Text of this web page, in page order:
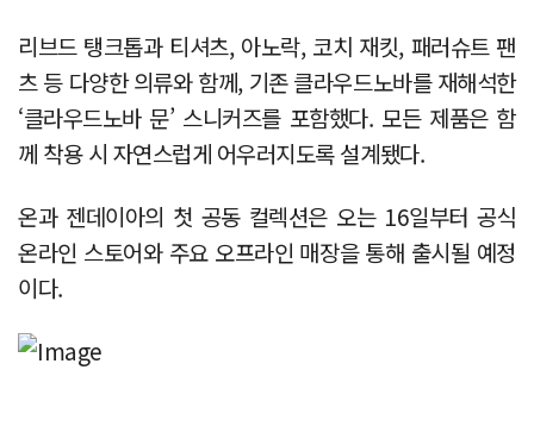
리브드 탱크톱과 티셔츠, 아노락, 코치 재킷, 패러슈트 팬
츠 등 다양한 의류와 함께, 기존 클라우드노바를 재해석한
‘클라우드노바 문’ 스니커즈를 포함했다. 모든 제품은 함
께 착용 시 자연스럽게 어우러지도록 설계됐다.
온과 젠데이아의 첫 공동 컬렉션은 오는 16일부터 공식
온라인 스토어와 주요 오프라인 매장을 통해 출시될 예정
이다.